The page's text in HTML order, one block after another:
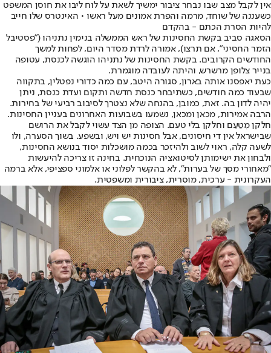
אין לקבל מצב שבו נבחר ציבור ימשיך לשאת על לוח ליבו את חוסן המשפט
כשעננה של שוחד, מרמה והפרת אמונים מעל ראשו • האינטרס שלו חייב
להיות הסרת הכתם - בהקדם
הסאגה סביב בקשת החסינות של ראש הממשלה בנימין נתניהו ("פסטיבל
הזמר החסיני", אם תרצו), אמורה לרדת מסדר היום, לפחות למשך
החודשים הקרובים. בקשת החסינות של נתניהו הוגשה לכנסת, עטופה
בנייר צלופן מרשרש, והיתה לעובדה מוגמרת.
כעת יאפסנו אותה בארון, סגורה היטב, עם כמה כדורי נפטלין, בתקווה
שבעוד כמה חודשים, כשתיבחר כנסת חדשה ותקום ועדת כנסת, ניתן
יהיה לדון בה. זאת, כמובן, בהנחה שלא נצטרך לסיבוב רביעי של בחירות.
הרבה אמירות, מכאן ומכאן, נשמעו בשבועות האחרונים בעניין החסינות.
חלקן מִטַעַם וחלקן בלי טעם. הצופה מן הצד עשוי לקבל את הרושם
שבישראל אין די חיסונים, אבל חסינות יש ויש, ובשפע. בשוך הסערה, ולו
לשעה קלה, ראוי לשוב ולהיזכר בכמה מושכלות יסוד בנושא החסינות,
ולבחון את ישימותן לסיטואציה הנוכחית. בחינה זו צריכה להיעשות
"מאחורי מסך של בערות", לא בהקשר לפלוני או אלמוני ספציפי, אלא ברמה
העקרונית - ערכית, מוסרית, ציבורית ומשפטית.